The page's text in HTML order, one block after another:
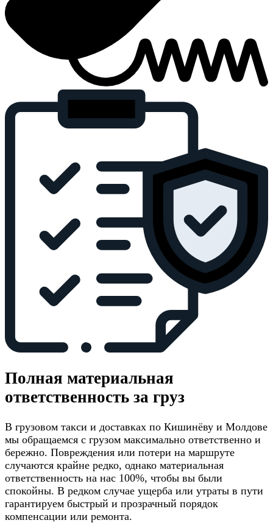
Полная материальная
ответственность за груз
В грузовом такси и доставках по Кишинёву и Молдове
мы обращаемся с грузом максимально ответственно и
бережно. Повреждения или потери на маршруте
случаются крайне редко, однако материальная
ответственность на нас 100%, чтобы вы были
спокойны. В редком случае ущерба или утраты в пути
гарантируем быстрый и прозрачный порядок
компенсации или ремонта.